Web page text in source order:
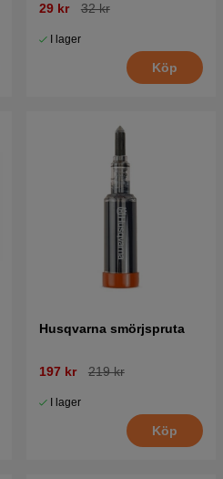
29 kr 32 kr
I lager
Köp
Husqvarna smörjspruta
197 kr 219 kr
I lager
Köp